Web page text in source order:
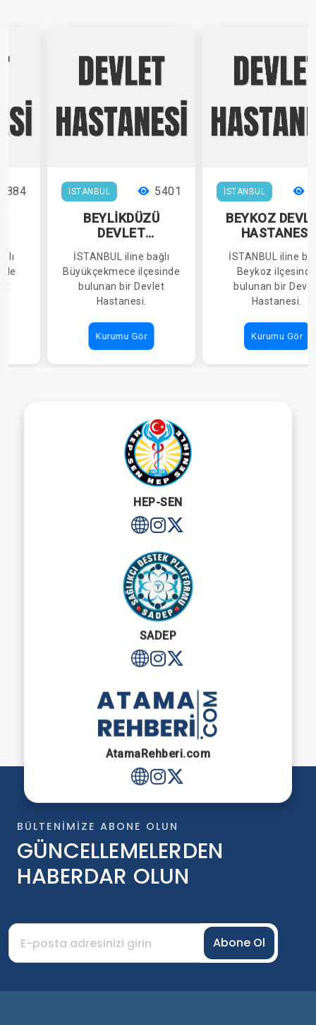
İSTANBUL 5401
BEYLİKDÜZÜ
DEVLET
İSTANBUL iline bağlı
Büyükçekmece ilçesinde
bulunan bir Devlet
Hastanesi.
Kurumu Gör
İSTANBUL
BEYKOZ
HASTANESİ
İSTANBUL iline
Beykoz ilçesinde
bulunan bir
Hastanesi.
Kurumu Gör
HEP-SEN
SADEP
AtamaRehberi.com
BÜLTENIMIZE ABONE OLUN
GÜNCELLEMELERDEN
HABERDAR OLUN
Abone Ol